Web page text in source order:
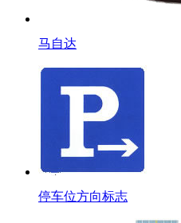
马自达
停车位方向标志